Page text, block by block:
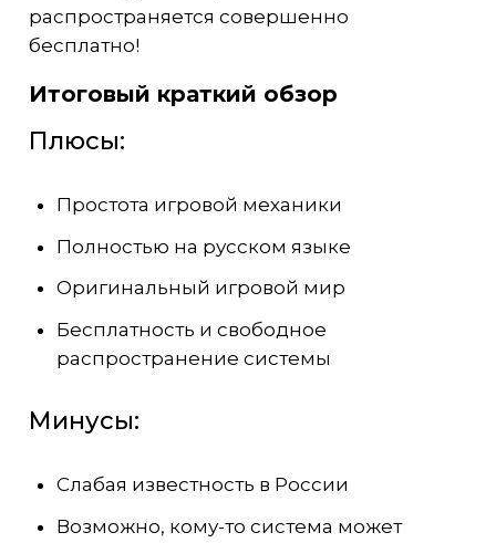
распространяется совершенно
бесплатно!
Итоговый краткий обзор
Плюсы:
Простота игровой механики
Полностью на русском языке
Оригинальный игровой мир
Бесплатность и свободное
распространение системы
Минусы:
Слабая известность в России
Возможно, кому-то система может